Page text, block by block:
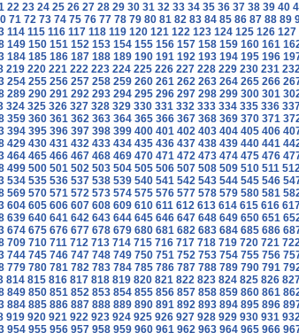
22 23 24 25 26 27 28 29 30 31 32 33 34 35 36 37 38 39 40
71 72 73 74 75 76 77 78 79 80 81 82 83 84 85 86 87 88 89
114 115 116 117 118 119 120 121 122 123 124 125 126 127
149 150 151 152 153 154 155 156 157 158 159 160 161
184 185 186 187 188 189 190 191 192 193 194 195 196
219 220 221 222 223 224 225 226 227 228 229 230 231
254 255 256 257 258 259 260 261 262 263 264 265 266
289 290 291 292 293 294 295 296 297 298 299 300 301
324 325 326 327 328 329 330 331 332 333 334 335 336
359 360 361 362 363 364 365 366 367 368 369 370 371
394 395 396 397 398 399 400 401 402 403 404 405 406
429 430 431 432 433 434 435 436 437 438 439 440 441
464 465 466 467 468 469 470 471 472 473 474 475 476
499 500 501 502 503 504 505 506 507 508 509 510 511
534 535 536 537 538 539 540 541 542 543 544 545 546
569 570 571 572 573 574 575 576 577 578 579 580 581
604 605 606 607 608 609 610 611 612 613 614 615 616
639 640 641 642 643 644 645 646 647 648 649 650 651
674 675 676 677 678 679 680 681 682 683 684 685 686
709 710 711 712 713 714 715 716 717 718 719 720 721
744 745 746 747 748 749 750 751 752 753 754 755 756
779 780 781 782 783 784 785 786 787 788 789 790 791
814 815 816 817 818 819 820 821 822 823 824 825 826
849 850 851 852 853 854 855 856 857 858 859 860 861
884 885 886 887 888 889 890 891 892 893 894 895 896
919 920 921 922 923 924 925 926 927 928 929 930 931
954 955 956 957 958 959 960 961 962 963 964 965 966